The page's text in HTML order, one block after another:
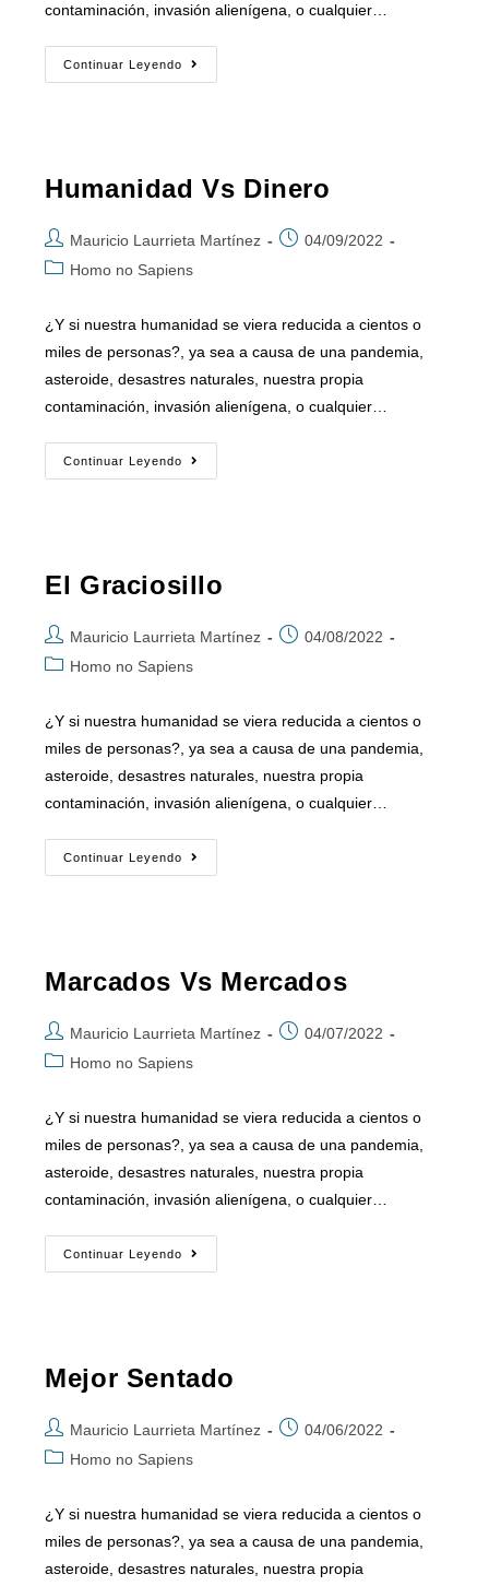
contaminación, invasión alienígena, o cualquier…
Continuar Leyendo
Humanidad Vs Dinero
Mauricio Laurrieta Martínez
04/09/2022
Homo no Sapiens
¿Y si nuestra humanidad se viera reducida a cientos o
miles de personas?, ya sea a causa de una pandemia,
asteroide, desastres naturales, nuestra propia
contaminación, invasión alienígena, o cualquier…
Continuar Leyendo
El Graciosillo
Mauricio Laurrieta Martínez
04/08/2022
Homo no Sapiens
¿Y si nuestra humanidad se viera reducida a cientos o
miles de personas?, ya sea a causa de una pandemia,
asteroide, desastres naturales, nuestra propia
contaminación, invasión alienígena, o cualquier…
Continuar Leyendo
Marcados Vs Mercados
Mauricio Laurrieta Martínez
04/07/2022
Homo no Sapiens
¿Y si nuestra humanidad se viera reducida a cientos o
miles de personas?, ya sea a causa de una pandemia,
asteroide, desastres naturales, nuestra propia
contaminación, invasión alienígena, o cualquier…
Continuar Leyendo
Mejor Sentado
Mauricio Laurrieta Martínez
04/06/2022
Homo no Sapiens
¿Y si nuestra humanidad se viera reducida a cientos o
miles de personas?, ya sea a causa de una pandemia,
asteroide, desastres naturales, nuestra propia